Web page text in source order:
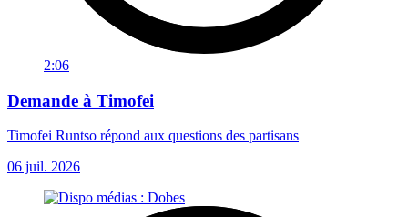
2:06
Demande à Timofei
Timofei Runtso répond aux questions des partisans
06 juil. 2026